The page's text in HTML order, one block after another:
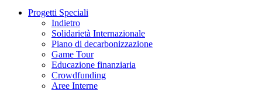
Progetti Speciali
Indietro
Solidarietà Internazionale
Piano di decarbonizzazione
Game Tour
Educazione finanziaria
Crowdfunding
Aree Interne